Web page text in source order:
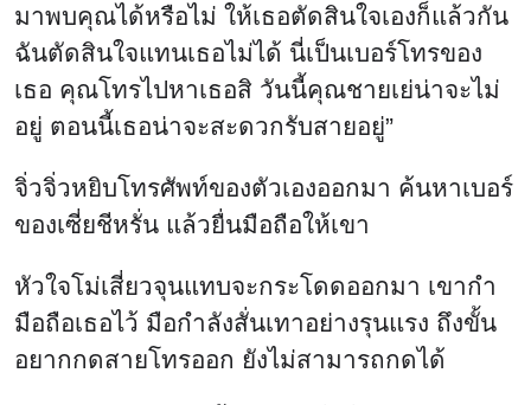
มาพบคุณได้หรือไม่ ให้เธอตัดสินใจเองก็แล้วกัน
ฉันตัดสินใจแทนเธอไม่ได้ นี่เป็นเบอร์โทรของ
เธอ คุณโทรไปหาเธอสิ วันนี้คุณชายเย่น่าจะไม่
อยู่ ตอนนี้เธอน่าจะสะดวกรับสายอยู่”
จิ่วจิ่วหยิบโทรศัพท์ของตัวเองออกมา ค้นหาเบอร์
ของเซี่ยชีหรั่น แล้วยื่นมือถือให้เขา
หัวใจโม่เสี่ยวจุนแทบจะกระโดดออกมา เขากำ
มือถือเธอไว้ มือกำลังสั่นเทาอย่างรุนแรง ถึงขั้น
อยากกดสายโทรออก ยังไม่สามารถกดได้